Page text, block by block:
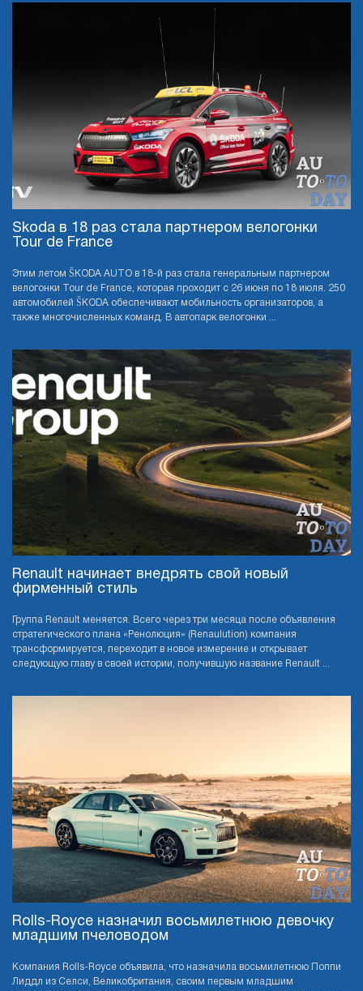
Skoda в 18 раз стала партнером велогонки
Tour de France
Этим летом ŠKODA AUTO в 18-й раз стала генеральным партнером
велогонки Tour de France, которая проходит с 26 июня по 18 июля. 250
автомобилей ŠKODA обеспечивают мобильность организаторов, а
также многочисленных команд. В автопарк велогонки ...
Renault начинает внедрять свой новый
фирменный стиль
Группа Renault меняется. Всего через три месяца после объявления
стратегического плана «Ренолюция» (Renaulution) компания
трансформируется, переходит в новое измерение и открывает
следующую главу в своей истории, получившую название Renault ...
Rolls-Royce назначил восьмилетнюю девочку
младшим пчеловодом
Компания Rolls-Royce объявила, что назначила восьмилетнюю Поппи
Лиддл из Селси, Великобритания, своим первым младшим